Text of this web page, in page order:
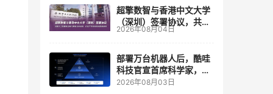
管理
超擎数智与香港中文大学
（深圳）签署协议，共建
人工智能和边缘计算联合
2026年08月04日
部署万台机器人后，酷哇
科技官宣首席科学家，要
让世界模型交付生产力
2026年08月03日